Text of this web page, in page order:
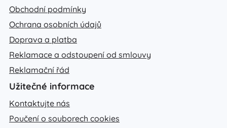
Obchodní podmínky
Ochrana osobních údajů
Doprava a platba
Reklamace a odstoupení od smlouvy
Reklamační řád
Užitečné informace
Kontaktujte nás
Poučení o souborech cookies